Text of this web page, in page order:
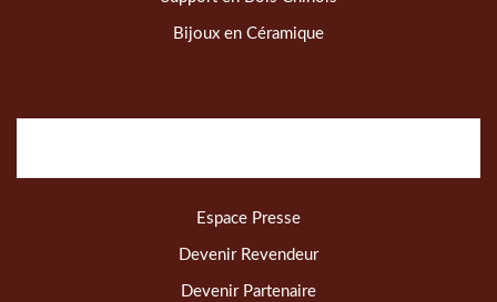
Bijoux en Céramique
Espace Presse
Devenir Revendeur
Devenir Partenaire